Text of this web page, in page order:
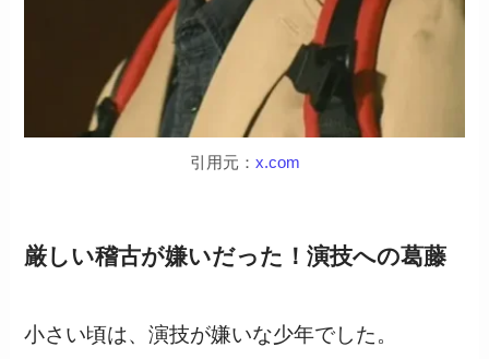
引用元： x.com
厳しい稽古が嫌いだった！演技への葛藤
小さい頃は、演技が嫌いな少年でした。